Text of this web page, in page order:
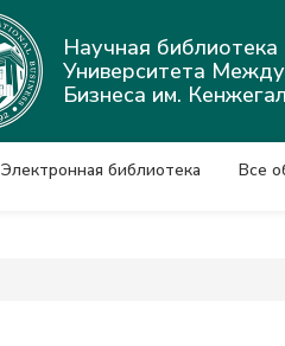
Научная библиотека
Университета
Бизнеса им.
Электронная библиотека Все